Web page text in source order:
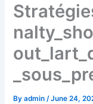
Byadmin/June 24,